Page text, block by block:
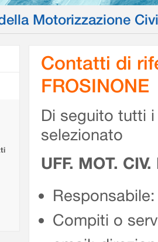
Motorizzazione
Contatti di
FROSINONE
Di seguito tutti
selezionato
UFF. MOT.
Compiti o